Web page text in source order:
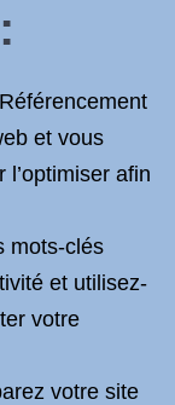
et vous
afin
mots-clés
et utilisez-
votre
votre site